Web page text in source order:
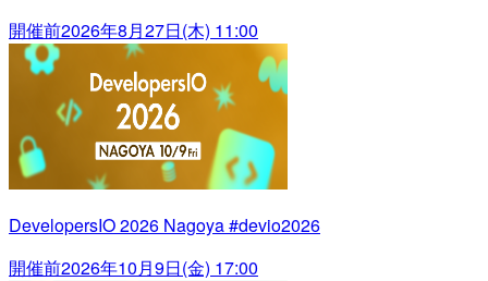
開催前2026年8月27日(木) 11:00
DevelopersIO 2026 Nagoya #devio2026
開催前2026年10月9日(金) 17:00